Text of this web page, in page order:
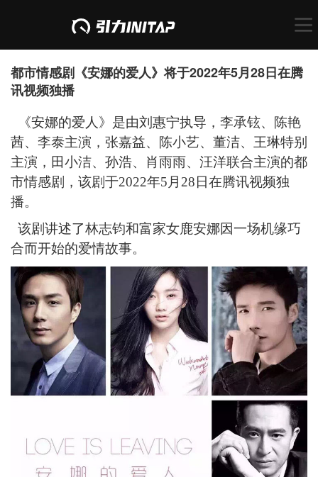
都市情感剧《安娜的爱人》将于2022年5月28日在腾
讯视频独播
《安娜的爱人》是由刘惠宁执导，李承铉、陈艳
茜、李泰主演，张嘉益、陈小艺、董洁、王琳特别
主演，田小洁、孙浩、肖雨雨、汪洋联合主演的都
市情感剧，该剧于2022年5月28日在腾讯视频独
播。
该剧讲述了林志钧和富家女鹿安娜因一场机缘巧
合而开始的爱情故事。